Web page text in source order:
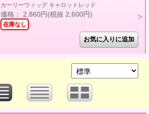
カーリーウィッグ キャロットレッド
価格： 2,860円(税抜 2,600円)
在庫なし